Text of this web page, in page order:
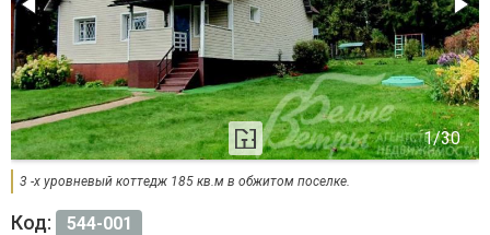
3 -х уровневый коттедж 185 кв.м в обжитом поселке.
Код: 544-001